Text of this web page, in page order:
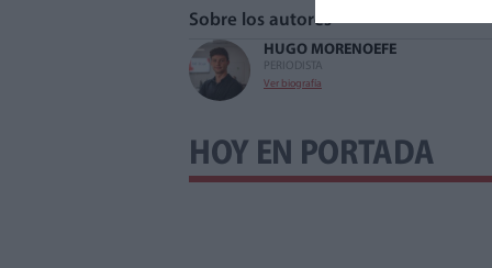
Sobre los autores
HUGO MORENO
PERIODISTA
Ver biografía
EFE
HOY EN PORTADA